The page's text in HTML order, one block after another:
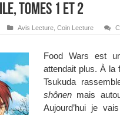
tomes 1 et 2
Avis Lecture, Coin Lecture
Food Wars est
attendait plus. À la
Tsukuda
shônenmais
Aujourd’hui je